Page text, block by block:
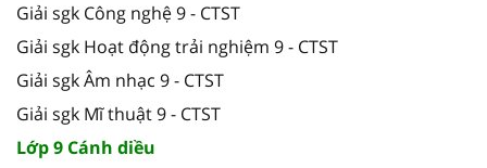
Giải sgk Công nghệ 9 - CTST
Giải sgk Hoạt động trải nghiệm 9 - CTST
Giải sgk Âm nhạc 9 - CTST
Giải sgk Mĩ thuật 9 - CTST
Lớp 9 Cánh diều